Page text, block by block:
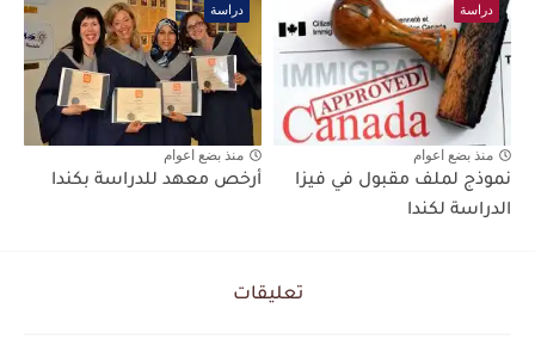
دراسة
منذ بضع اعوام
نموذج لملف مقبول في فيزا
الدراسة لكندا
دراسة
منذ بضع اعوام
أرخص معهد للدراسة بكندا
تعليقات